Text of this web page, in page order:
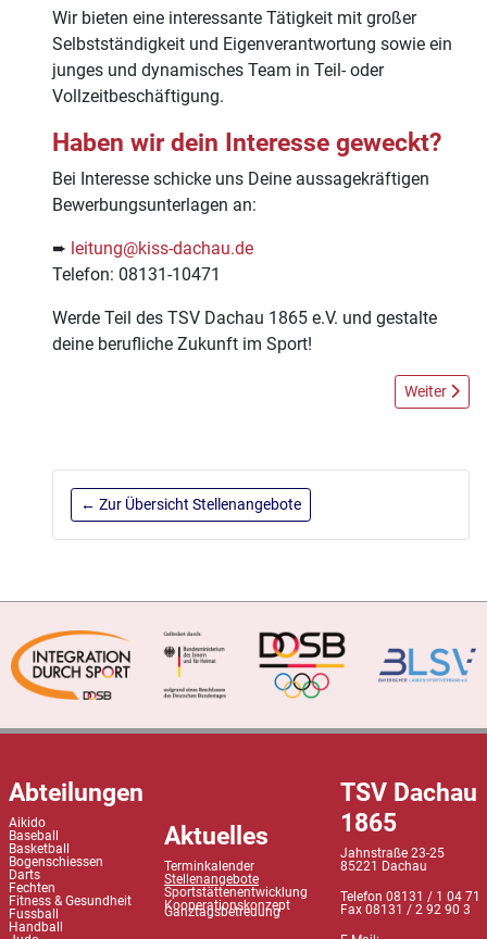
Wir bieten eine interessante Tätigkeit mit großer
Selbstständigkeit und Eigenverantwortung sowie ein
junges und dynamisches Team in Teil- oder
Vollzeitbeschäftigung.
Haben wir dein Interesse geweckt?
Bei Interesse schicke uns Deine aussagekräftigen
Bewerbungsunterlagen an:
➨ leitung@kiss-dachau.de
Telefon: 08131-10471
Werde Teil des TSV Dachau 1865 e.V. und gestalte
deine berufliche Zukunft im Sport!
Nächster
Weiter
← Zur Übersicht Stellenangebote
Abteilungen
Aikido
Baseball
Basketball
Bogenschiessen
Darts
Fechten
Fitness & Gesundheit
Fussball
Handball
Aktuelles
Terminkalender
Stellenangebote
Sportstättenentwicklung
Kooperationskonzept
Ganztagsbetreuung
TSV Dachau
1865
Jahnstraße 23-25
85221 Dachau
Telefon 08131 / 1 04 71
Fax 08131 / 2 92 90 3